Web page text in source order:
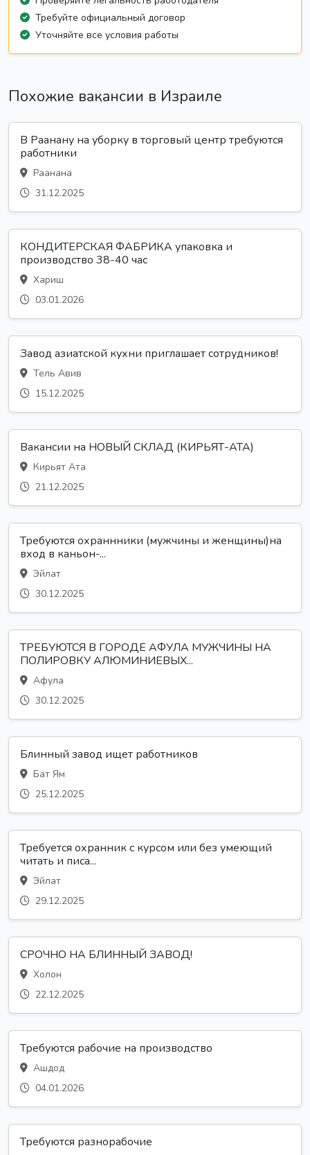
Требуйте официальный договор
Уточняйте все условия работы
Похожие вакансии в Израиле
В Раанану на уборку в торговый центр требуются
работники
Раанана
31.12.2025
КОНДИТЕРСКАЯ ФАБРИКА упаковка и
производство 38-40 час
Хариш
03.01.2026
Завод азиатской кухни приглашает сотрудников!
Тель Авив
15.12.2025
Вакансии на НОВЫЙ СКЛАД (КИРЬЯТ-АТА)
Кирьят Ата
21.12.2025
Требуются охраннники (мужчины и женщины)на
вход в каньон-...
Эйлат
30.12.2025
ТРЕБУЮТСЯ В ГОРОДЕ АФУЛА МУЖЧИНЫ НА
ПОЛИРОВКУ АЛЮМИНИЕВЫХ...
Афула
30.12.2025
Блинный завод ищет работников
Бат Ям
25.12.2025
Требуется охранник с курсом или без умеющий
читать и писа...
Эйлат
29.12.2025
СРОЧНО НА БЛИННЫЙ ЗАВОД!
Холон
22.12.2025
Требуются рабочие на производство
Ашдод
04.01.2026
Требуются разнорабочие